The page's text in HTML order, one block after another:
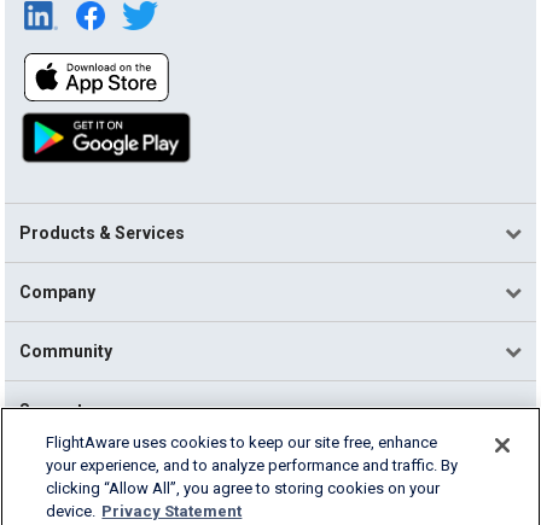
Products & Services
Company
Community
Support
English (USA)
2026 FlightAware
FlightAware uses cookies to keep our site free, enhance
your experience, and to analyze performance and traffic. By
clicking “Allow All”, you agree to storing cookies on your
device. Privacy Statement